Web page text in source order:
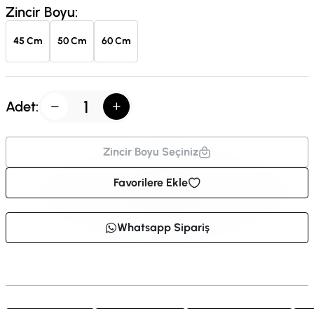
Zincir Boyu:
45 Cm 50 Cm 60 Cm
Adet:
Zincir Boyu Seçiniz
Favorilere Ekle
Whatsapp Sipariş